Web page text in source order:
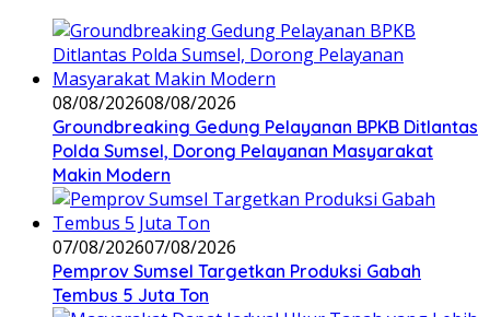
08/08/202608/08/2026
Groundbreaking Gedung Pelayanan BPKB Ditlantas
Polda Sumsel, Dorong Pelayanan Masyarakat
Makin Modern
07/08/202607/08/2026
Pemprov Sumsel Targetkan Produksi Gabah
Tembus 5 Juta Ton